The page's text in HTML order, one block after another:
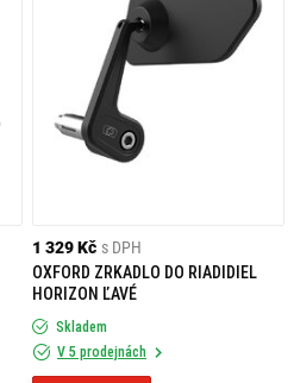
1 329 Kč s DPH
OXFORD ZRKADLO DO RIADIDIEL
HORIZON ĽAVÉ
Skladem
V 5 prodejnách